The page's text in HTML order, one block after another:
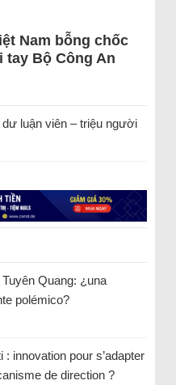
Nam bỗng chốc
Bộ Công An
luận viên – triệu người
Quang: ¿una
polémico?
innovation pour s’adapter
de direction ?